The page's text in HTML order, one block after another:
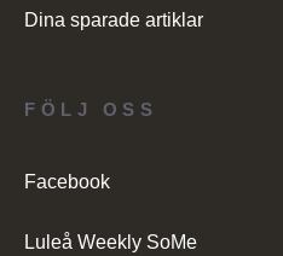
Dina sparade artiklar
FÖLJ OSS
Facebook
Luleå Weekly SoMe